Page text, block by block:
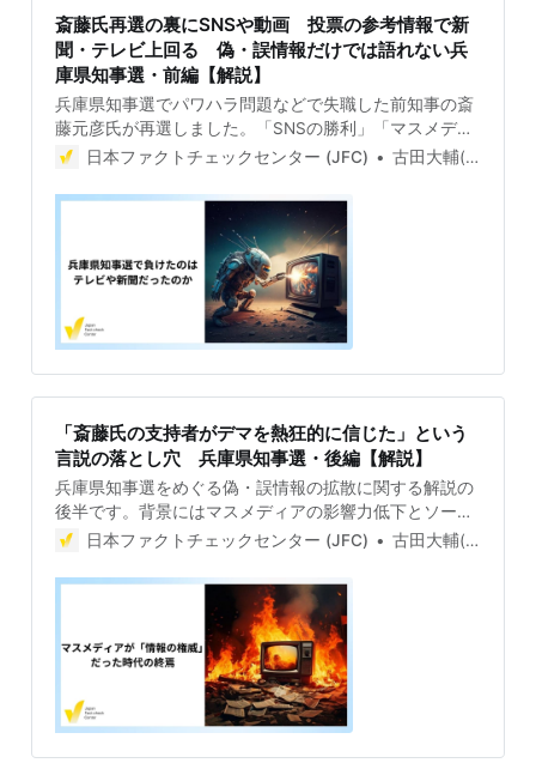
斎藤氏再選の裏にSNSや動画 投票の参考情報で新
聞・テレビ上回る 偽・誤情報だけでは語れない兵
庫県知事選・前編【解説】
兵庫県知事選でパワハラ問題などで失職した前知事の斎
藤元彦氏が再選しました。「SNSの勝利」「マスメディ
アの敗北」などとも言われる中、何が起きていたのか。
リカ大統領選などと比較し、アルゴリズムやバイアスな
どの観点から解説します。 「斎藤氏の支持者がデマを熱
狂的に信じた」という言説の落とし穴 兵庫県知事選・
後編【解説】兵庫県知事選をめぐる偽・誤情報の拡散に
関する解説の後半です。背景にはマスメディアの影響力
低下とソーシャルメディアにおける選挙情報の拡大とい
う世界で共通する大きな潮流があります。その中で、信
は、どうすればよいか。 SNS・動画が選挙情報の中心
【解説】兵庫県知事選でパワハラ問題などで失職した前
知事の斎藤元彦氏が再選しました。「SNSの勝利」「マ
スメディアの敗北」などとも言われる中、何が起きてい
たのか。都知事選の石丸現象や総選挙の国民民主党の躍
進、アメリカ大統領選などと比較し、アルゴリズムやバ
日本ファクトチェックセンター (JFC) 古田大輔(Daisuke Furuta)
「斎藤氏の支持者がデマを熱狂的に信じた」という
言説の落とし穴 兵庫県知事選・後編【解説】
兵庫県知事選をめぐる偽・誤情報の拡散に関する解説の
後半です。背景にはマスメディアの影響力低下とソーシ
ャルメディアにおける選挙情報の拡大という世界で共通
報に基づいた民主主義を成立させるためには、どうすれ
ばよいか。 SNS・動画が選挙情報の中心に 偽・誤情報
だけでは語れない兵庫県知事選・前編【解説】兵庫県知
事選でパワハラ問題などで失職した前知事の斎藤元彦氏
が再選しました。「SNSの勝利」「マスメディアの敗
北」などとも言われる中、何が起きていたのか。都知事
選の石丸現象や総選挙の国民民主党の躍進、アメリカ大
日本ファクトチェックセンター (JFC) 古田大輔(Daisuke Furuta)